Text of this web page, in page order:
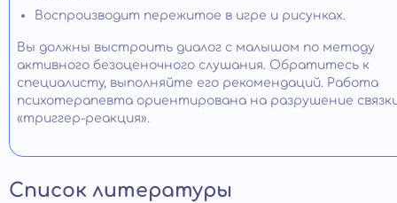
Воспроизводит пережитое в игре и рисунках.
Вы должны выстроить диалог с малышом по методу
активного безоценочного слушания. Обратитесь к
специалисту, выполняйте его рекомендаций. Работа
психотерапевта ориентирована на разрушение
«триггер-реакция».
Список литературы